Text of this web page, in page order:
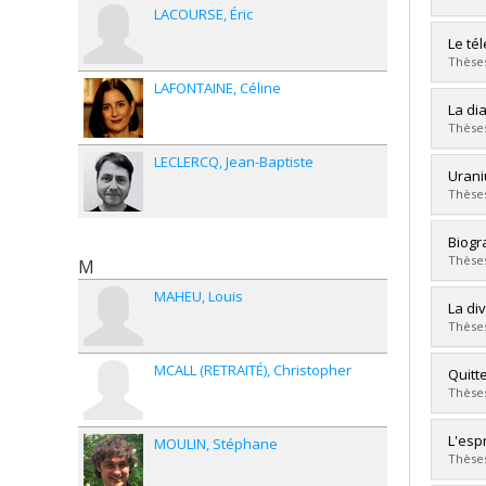
Cycle
Le
Cycle
La
Cycle
Cycle
Cycle
La
Cycle
Cycle
LACOURSE Éric
LAFONTAINE Céline
LECLERCQ Jean-Baptiste
M
MAHEU Louis
MCALL (RETRAITÉ) Christopher
MOULIN Stéphane